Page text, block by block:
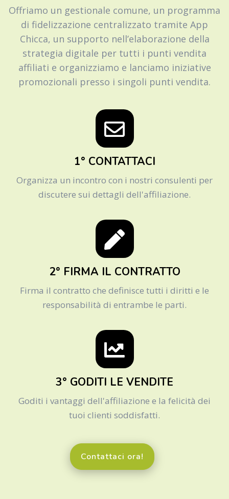
Offriamo un gestionale comune, un programma
di fidelizzazione centralizzato tramite App
Chicca, un supporto nell’elaborazione della
strategia digitale per tutti i punti vendita
affiliati e organizziamo e lanciamo iniziative
promozionali presso i singoli punti vendita.
1° CONTATTACI
Organizza un incontro con i nostri consulenti per
discutere sui dettagli dell'affiliazione.
2° FIRMA IL CONTRATTO
Firma il contratto che definisce tutti i diritti e le
responsabilità di entrambe le parti.
3° GODITI LE VENDITE
Goditi i vantaggi dell'affiliazione e la felicità dei
tuoi clienti soddisfatti.
Contattaci ora!